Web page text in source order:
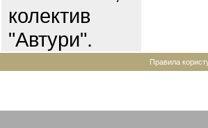
колектив
"Автури".
Правила